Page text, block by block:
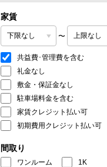
家賃
〜
共益費･管理費を含む
礼金なし
敷金・保証金なし
駐車場料金を含む
家賃クレジット払い可
初期費用クレジット払い可
間取り
ワンルーム
1K